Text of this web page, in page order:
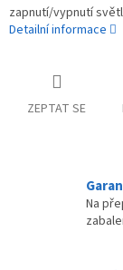
zapnutí/vypnutí
Detailní informace
ZEPTAT SE
Na